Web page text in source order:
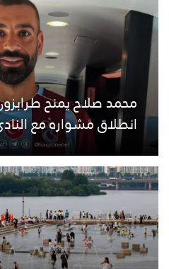
محمد صلاح يمنح
انطلاق مشواره مع